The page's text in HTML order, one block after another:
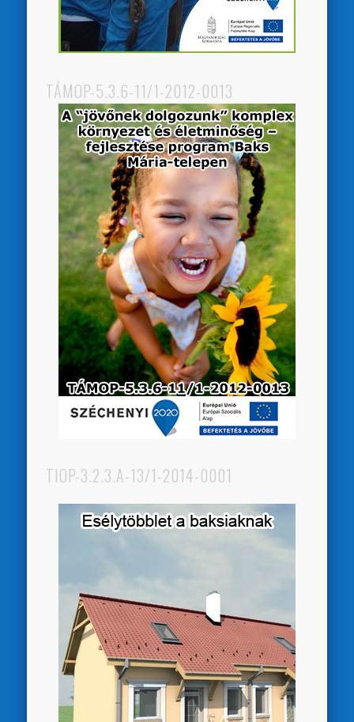
TÁMOP-5.3.6-11/1-2012-0013
TIOP-3.2.3.A-13/1-2014-0001